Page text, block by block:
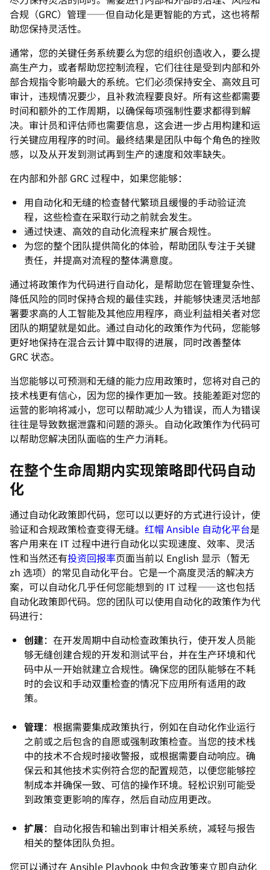
合规（GRC）管理——但自动化是更智能的方式，这也将帮
助您保持灵活性。
通常，您的关键任务系统要么为您的组织创造收入，要么提
高生产力，或者帮助您控制流程，它们往往是受到内部和外
部合规指令影响最大的系统。它们必须保持安全、高效且可
审计，违规情况要少，且补救流程要良好。所有这些都需要
时间和额外的工作周期，以确保每项强制性要求都得到解
决。审计员和评估师也需要信息，这会进一步占用构建和运
行关键应用程序的时间。最终结果是团队中每个角色的挫败
感，以及从开发到测试再到生产的速度和效率缺失。
在内部和外部 GRC 过程中，如果您能够：
用自动化和无缝的检查替代繁琐且缓慢的手动验证流
程，这些检查在采取行动之前就会发生。
通过快速、高效的自动化流程来扩展合规性。
为您的整个团队提供简化的体验，帮助团队专注于关键
责任，并提高对流程的整体满意度。
通过将政策作为代码进行自动化，是帮助您在管理复杂性、
降低风险的同时保持合规的最佳实践，并能够快速灵活地部
署要求高的人工智能及其他应用程序，商业利益相关者对您
团队的期望就是如此。通过自动化的政策作为代码，您能够
更好地保持在混合云计算中取得的进展，同时改善整体
GRC 状态。
当您能够以可预测和无缝的能力应用政策时，您将对自己的
技术栈更有信心，因为您的操作更加一致。技能差距对您的
运营的影响将减小，您可以帮助减少人为错误，而人为错误
往往是导致数据泄露和问题的源头。自动化政策作为代码可
以帮助您解决团队面临的生产力消耗。
在整个生命周期内实现策略即代码自动
化
通过自动化政策即代码，您可以以更好的方式进行设计，使
验证和合规政策检查变得无缝。 红帽 Ansible 自动化平台是
客户用来在 IT 过程中进行自动化以实现速度、效率、灵活
性和当然还有投资回报率页面当前以 English 显示（暂无
zh 选项） 的常见自动化平台。它是一个高度灵活的解决方
案，可以自动化几乎任何您能想到的 IT 过程——这也包括
自动化政策即代码。您的团队可以使用自动化的政策作为代
码进行：
创建：在开发周期中自动检查政策执行，使开发人员能
够无缝创建合规的开发和测试平台，并在生产环境和代
码中从一开始就建立合规性。确保您的团队能够在不耗
时的会议和手动双重检查的情况下应用所有适用的政
策。
管理：根据需要集成政策执行，例如在自动化作业运行
之前或之后包含的自愿或强制政策检查。当您的技术栈
中的技术不合规时接收警报，或根据需要自动响应。确
保云和其他技术实例符合您的配置规范，以便您能够控
制成本并确保一致、可信的操作环境。轻松识别可能受
到政策变更影响的库存，然后自动应用更改。
扩展：自动化报告和输出到审计相关系统，减轻与报告
相关的整体团队负担。
您可以通过在 Ansible Playbook 中包含政策来立即自动化